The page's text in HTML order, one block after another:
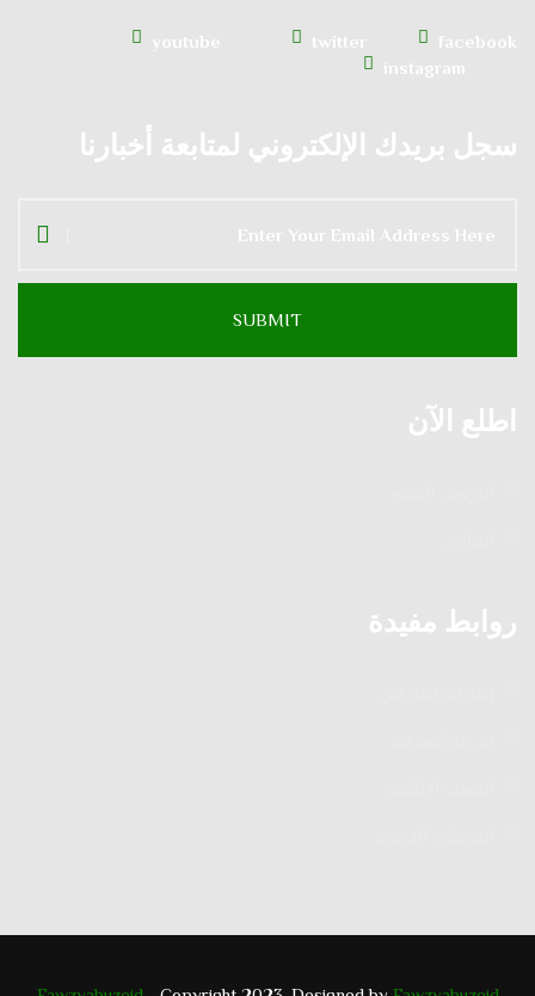
facebook
twitter
youtube
instagram
سجل بريدك الإلكتروني لمتابعة أخبارنا
اطلع الآن
روابط مفيدة